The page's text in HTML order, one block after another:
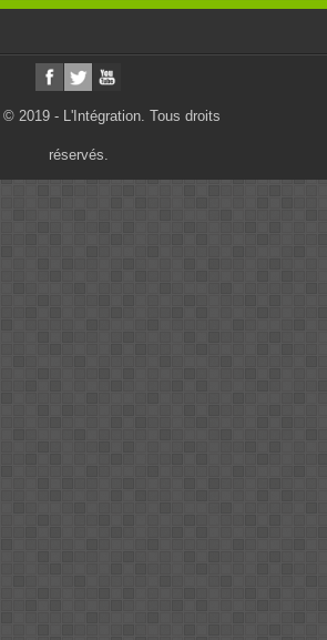
2019 - L'Intégration. Tous droits
réservés.